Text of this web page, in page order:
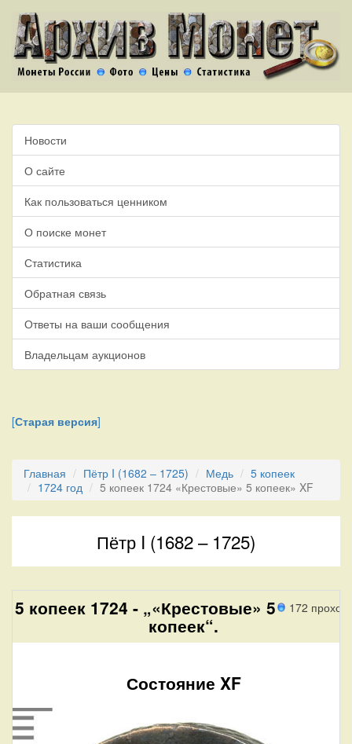
Новости
О сайте
Как пользоваться ценником
О поиске монет
Статистика
Обратная связь
Ответы на ваши сообщения
Владельцам аукционов
[Старая версия]
Главная Пётр I (1682 – 1725) Медь
5 копеек
1724 год
5 копеек 1724 «Крестовые» 5 копеек» XF
Пётр I (1682 – 1725)
172
5 копеек 1724 - „«Крестовые» 5
копеек“.
Состояние XF